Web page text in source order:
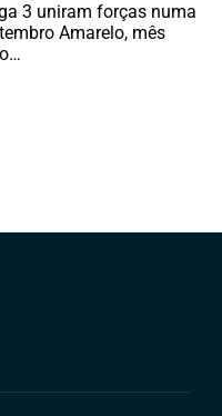
3 uniram forças numa
Amarelo, mês